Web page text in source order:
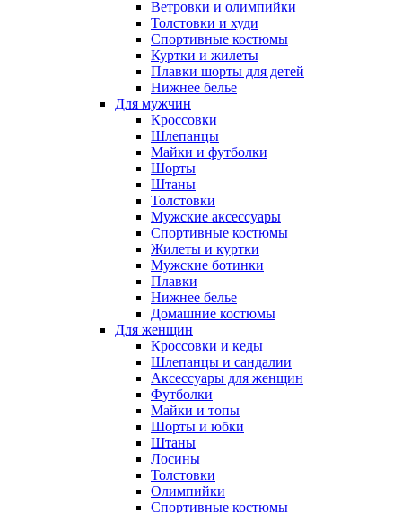
Ветровки и олимпийки
Толстовки и худи
Спортивные костюмы
Куртки и жилеты
Плавки шорты для детей
Нижнее белье
Для мужчин
Кроссовки
Шлепанцы
Майки и футболки
Шорты
Штаны
Толстовки
Мужские аксессуары
Спортивные костюмы
Жилеты и куртки
Мужские ботинки
Плавки
Нижнее белье
Домашние костюмы
Для женщин
Кроссовки и кеды
Шлепанцы и сандалии
Аксессуары для женщин
Футболки
Майки и топы
Шорты и юбки
Штаны
Лосины
Толстовки
Олимпийки
Спортивные костюмы